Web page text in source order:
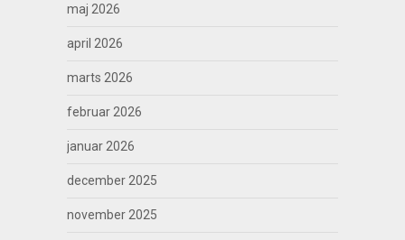
maj 2026
april 2026
marts 2026
februar 2026
januar 2026
december 2025
november 2025